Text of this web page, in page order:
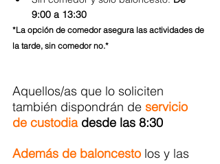
9:00 a 13:30
*La opción de comedor asegura las actividades de
la tarde, sin comedor no.*
Aquellos/as que lo soliciten
también dispondrán de servicio
de custodia desde las 8:30
Además de baloncesto los y las